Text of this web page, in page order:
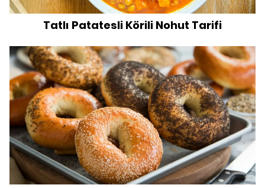
Tatlı Patatesli Körili Nohut Tarifi